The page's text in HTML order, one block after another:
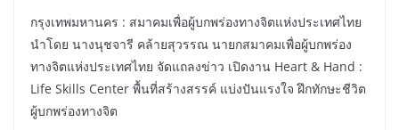
กรุงเทพมหานคร : สมาคมเพื่อผู้บกพร่องทางจิตแห่งประเทศไทย
นำโดย นางนุชจารี คล้ายสุวรรณ นายกสมาคมเพื่อผู้บกพร่อง
ทางจิตแห่งประเทศไทย จัดแถลงข่าว เปิดงาน Heart & Hand :
Life Skills Center พื้นที่สร้างสรรค์ แบ่งปันแรงใจ ฝึกทักษะชีวิต
ผู้บกพร่องทางจิต